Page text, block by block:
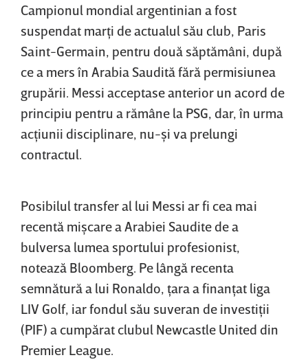
Campionul mondial argentinian a fost
suspendat marţi de actualul său club, Paris
Saint-Germain, pentru două săptămâni, după
ce a mers în Arabia Saudită fără permisiunea
grupării. Messi acceptase anterior un acord de
principiu pentru a rămâne la PSG, dar, în urma
acţiunii disciplinare, nu-şi va prelungi
contractul.
Posibilul transfer al lui Messi ar fi cea mai
recentă mişcare a Arabiei Saudite de a
bulversa lumea sportului profesionist,
notează Bloomberg. Pe lângă recenta
semnătură a lui Ronaldo, ţara a finanţat liga
LIV Golf, iar fondul său suveran de investiţii
(PIF) a cumpărat clubul Newcastle United din
Premier League.